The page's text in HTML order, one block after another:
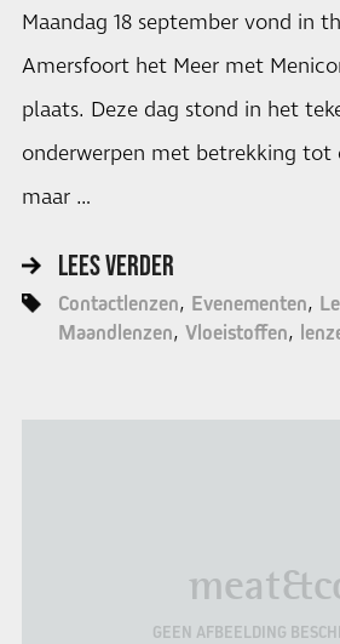
Maandag 18 september vond in
Amersfoort het Meer met
plaats. Deze dag stond in het
onderwerpen met betrekking tot
maar …
LEES VERDER
Contactlenzen Evenementen
Maandlenzen Vloeistoffen
GEEN AFBEELDING